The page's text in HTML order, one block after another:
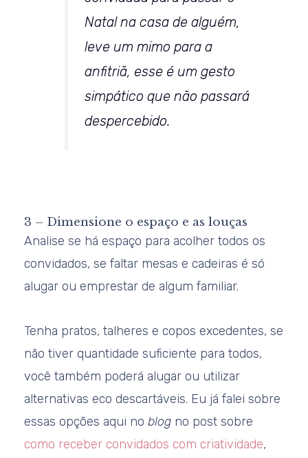
Natal na casa de alguém,
leve um mimo para a
anfitriã, esse é um gesto
simpático que não passará
despercebido.
3 – Dimensione o espaço e as louças
Analise se há espaço para acolher todos os
convidados, se faltar mesas e cadeiras é só
alugar ou emprestar de algum familiar.
Tenha pratos, talheres e copos excedentes, se
não tiver quantidade suficiente para todos,
você também poderá alugar ou utilizar
alternativas eco descartáveis. Eu já falei sobre
essas opções aqui no blog no post sobre
como receber convidados com criatividade,